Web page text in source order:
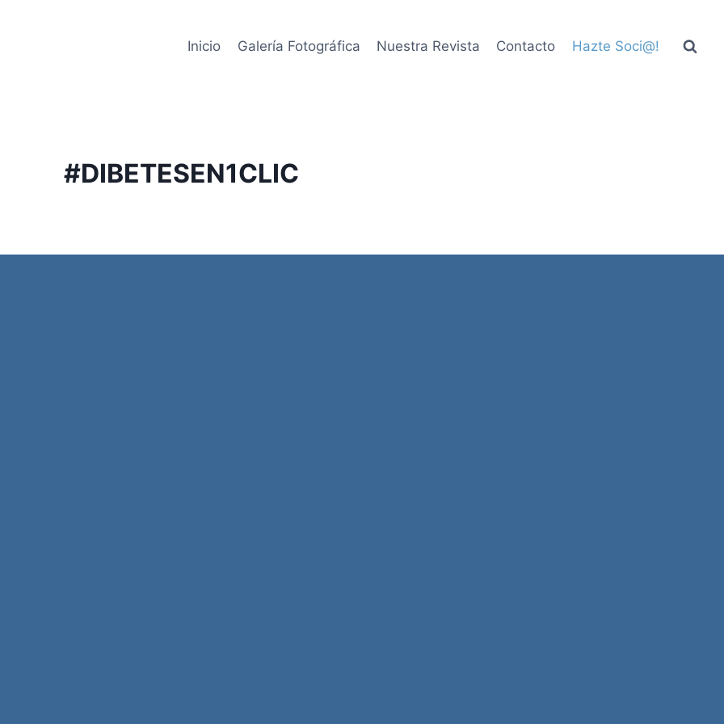
Inicio Galería Fotográfica Nuestra Revista Contacto Hazte Soci@!
#DIBETESEN1CLIC